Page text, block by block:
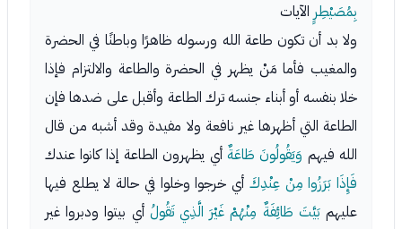
بِمُصَيْطِرٍ الآيات
ولا بد أن تكون طاعة الله ورسوله ظاهرًا وباطنًا في الحضرة
والمغيب فأما مَنْ يظهر في الحضرة والطاعة والالتزام فإذا
خلا بنفسه أو أبناء جنسه ترك الطاعة وأقبل على ضدها فإن
الطاعة التي أظهرها غير نافعة ولا مفيدة وقد أشبه من قال
الله فيهم وَيَقُولُونَ طَاعَةٌ أي يظهرون الطاعة إذا كانوا عندك
فَإِذَا بَرَزُوا مِنْ عِنْدِكَ أي خرجوا وخلوا في حالة لا يطلع فيها
عليهمبَيَّتَ طَائِفَةٌ مِنْهُمْ غَيْرَ الَّذِي تَقُولُ أي بيتوا ودبروا غير